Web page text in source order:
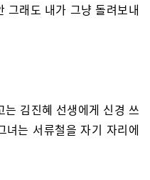
그래도 내가 그냥 돌려보내
김진혜 선생에게 신경 쓰
녀는 서류철을 자기 자리에